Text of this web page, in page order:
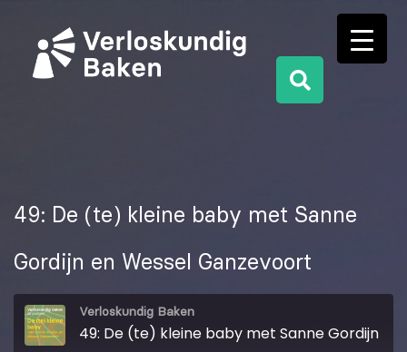
49: De (te) kleine baby met Sanne
Gordijn en Wessel Ganzevoort
Verloskundig Baken